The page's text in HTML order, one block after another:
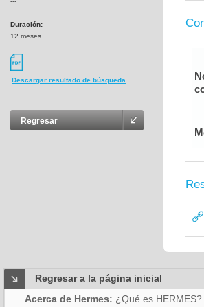
Duración:
12 meses
Descargar resultado de búsqueda
Regresar
Regresar a la página inicial
Acerca de Hermes: ¿Qué es HERMES?